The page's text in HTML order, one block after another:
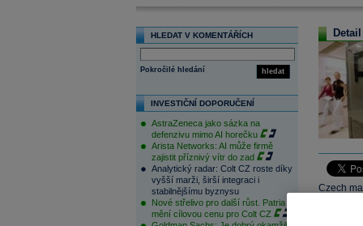
HLEDAT V KOMENTÁŘÍCH
hledat
Pokročilé hledání
INVESTIČNÍ DOPORUČENÍ
AstraZeneca jako sázka na
defenzivu mimo AI horečku
Arista Networks: AI může firmě
zajistit příznivý vítr do zad
Analytický radar: Colt CZ roste díky
vyšší marži, širší integraci i
stabilnějšímu byznysu
Nové střelivo pro další růst. Patria
mění cílovou cenu pro Colt CZ
Czech